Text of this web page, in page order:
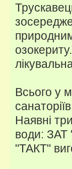
Всього у
Наявні
води:
"ТАКТ"